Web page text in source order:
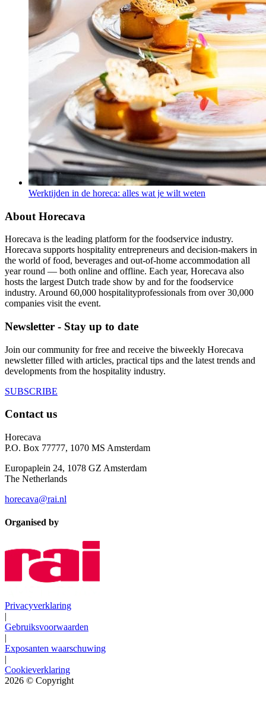
Werktijden in de horeca: alles wat je wilt weten
About Horecava
Horecava is the leading platform for the foodservice industry.
Horecava supports hospitality entrepreneurs and decision-makers in
the world of food, beverages and out-of-home accommodation all
year round — both online and offline. Each year, Horecava also
hosts the largest Dutch trade show by and for the foodservice
industry. Around 60,000 hospitalityprofessionals from over 30,000
companies visit the event.
Newsletter - Stay up to date
Join our community for free and receive the biweekly Horecava
newsletter filled with articles, practical tips and the latest trends and
developments from the hospitality industry.
SUBSCRIBE
Contact us
Horecava
P.O. Box 77777, 1070 MS Amsterdam
Europaplein 24, 1078 GZ Amsterdam
The Netherlands
horecava@rai.nl
Organised by
Privacyverklaring
|
Gebruiksvoorwaarden
|
Exposanten waarschuwing
|
Cookieverklaring
2026 © Copyright